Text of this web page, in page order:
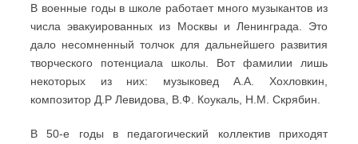
В военные годы в школе работает много музыкантов из
числа эвакуированных из Москвы и Ленинграда. Это
дало несомненный толчок для дальнейшего развития
творческого потенциала школы. Вот фамилии лишь
некоторых из них: музыковед А.А. Хохловкин,
композитор Д.Р Левидова, В.Ф. Коукаль, Н.М. Скрябин.
В 50-е годы в педагогический коллектив приходят